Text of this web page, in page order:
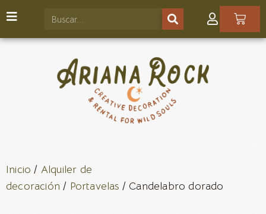
Inicio / Alquiler de
decoración / Portavelas / Candelabro dorado